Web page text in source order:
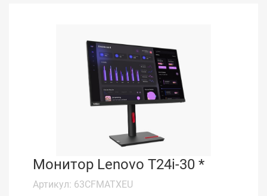
Монитор Lenovo T24i-30 *
Артикул: 63CFMATXEU